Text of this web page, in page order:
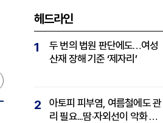
헤드라인
1
두 번의 법원 판단에도…여성
산재 장해 기준 ‘제자리’
2
아토피 피부염, 여름철에도 관
리 필요...땀·자외선이 악화 요